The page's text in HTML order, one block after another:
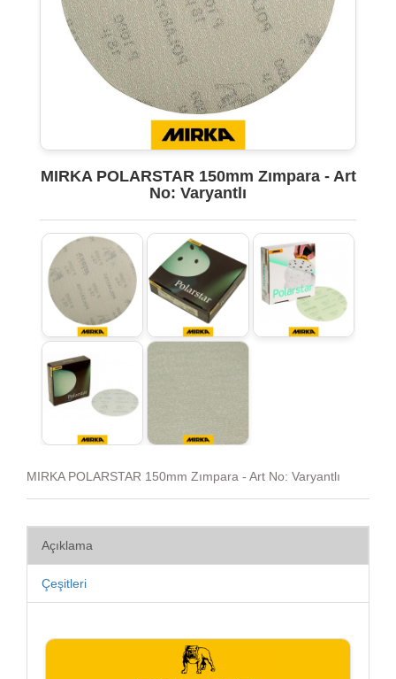
MIRKA POLARSTAR 150mm Zımpara - Art
No: Varyantlı
MIRKA POLARSTAR 150mm Zımpara - Art No: Varyantlı
Açıklama
Çeşitleri